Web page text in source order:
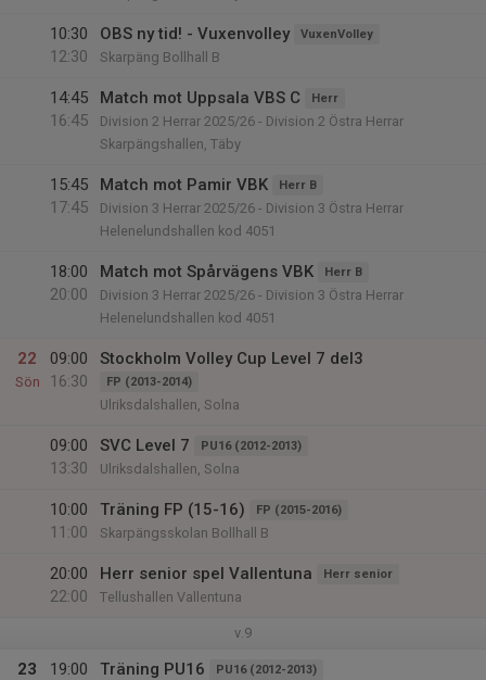
10:30
12:30
OBS ny tid! - Vuxenvolley VuxenVolley
Skarpäng Bollhall B
14:45
16:45
Match mot Uppsala VBS C Herr
Division 2 Herrar 2025/26 - Division 2 Östra Herrar
Skarpängshallen, Täby
15:45
17:45
Match mot Pamir VBK Herr B
Division 3 Herrar 2025/26 - Division 3 Östra Herrar
Helenelundshallen kod 4051
18:00
20:00
Match mot Spårvägens VBK Herr B
Division 3 Herrar 2025/26 - Division 3 Östra Herrar
Helenelundshallen kod 4051
22
Sön
09:00
16:30
Stockholm Volley Cup Level 7 del3
FP (2013-2014)
Ulriksdalshallen, Solna
09:00
13:30
SVC Level 7 PU16 (2012-2013)
Ulriksdalshallen, Solna
10:00
11:00
Träning FP (15-16) FP (2015-2016)
Skarpängsskolan Bollhall B
20:00
22:00
Herr senior spel Vallentuna Herr senior
Tellushallen Vallentuna
v.9
23
19:00
Träning PU16 PU16 (2012-2013)